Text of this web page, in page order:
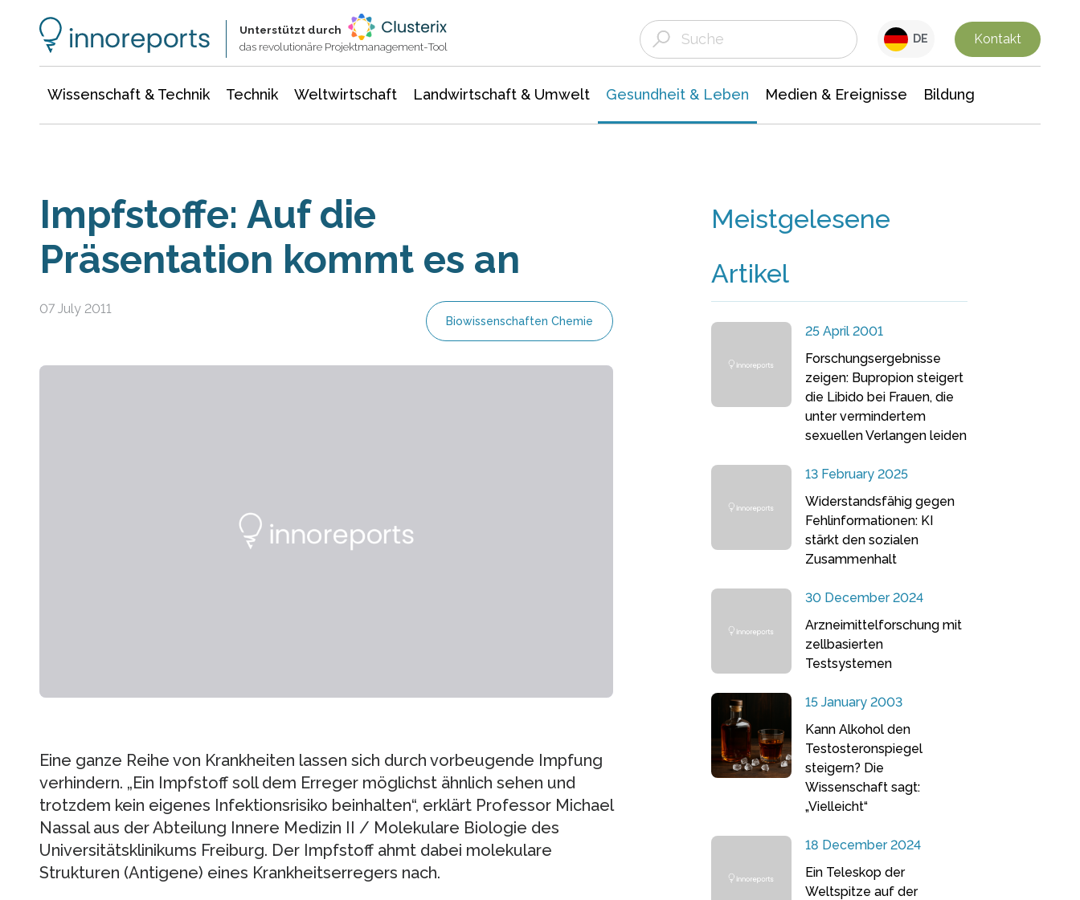
Unterstützt durch
das revolutionäre Projektmanagement-Tool
DE Kontakt
Wissenschaft & Technik Technik Weltwirtschaft Landwirtschaft & Umwelt Gesundheit & Leben Medien & Ereignisse Bildung
Impfstoffe: Auf die
Präsentation kommt es an
07 July 2011
Biowissenschaften Chemie
Eine ganze Reihe von Krankheiten lassen sich durch vorbeugende Impfung
verhindern. „Ein Impfstoff soll dem Erreger möglichst ähnlich sehen und
trotzdem kein eigenes Infektionsrisiko beinhalten“, erklärt Professor Michael
Nassal aus der Abteilung Innere Medizin II / Molekulare Biologie des
Universitätsklinikums Freiburg. Der Impfstoff ahmt dabei molekulare
Strukturen (Antigene) eines Krankheitserregers nach.
Meistgelesene
Artikel
25 April 2001
Forschungsergebnisse
zeigen: Bupropion steigert
die Libido bei Frauen, die
unter vermindertem
sexuellen Verlangen leiden
13 February 2025
Widerstandsfähig gegen
Fehlinformationen: KI
stärkt den sozialen
Zusammenhalt
30 December 2024
Arzneimittelforschung mit
zellbasierten
Testsystemen
15 January 2003
Kann Alkohol den
Testosteronspiegel
steigern? Die
Wissenschaft sagt:
„Vielleicht“
18 December 2024
Ein Teleskop der
Weltspitze auf der